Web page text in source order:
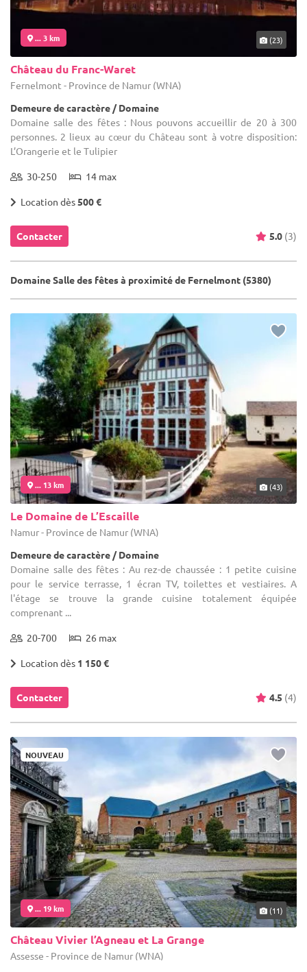
... 3 km (23)
Château du Franc-Waret
Fernelmont - Province de Namur (WNA)
Demeure de caractère / Domaine
Domaine salle des fêtes : Nous pouvons accueillir de 20 à 300
personnes. 2 lieux au cœur du Château sont à votre disposition:
L’Orangerie et le Tulipier
30-250 14 max
Location dès500 €
Contacter 5.0 (3)
Domaine Salle des fêtes à proximité de Fernelmont (5380)
... 13 km (43)
Le Domaine de L’Escaille
Namur - Province de Namur (WNA)
Demeure de caractère / Domaine
Domaine salle des fêtes : Au rez-de chaussée : 1 petite cuisine
pour le service terrasse, 1 écran TV, toilettes et vestiaires. A
l'étage se trouve la grande cuisine totalement équipée
comprenant ...
20-700 26 max
Location dès 1 150 €
Contacter 4.5 (4)
NOUVEAU
... 19 km (11)
Château Vivier l’Agneau et La Grange
Assesse - Province de Namur (WNA)